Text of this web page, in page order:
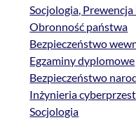
Socjologia,
Obronność państwa
Bezpieczeństwo
Egzaminy dyplomowe
Bezpieczeństwo
Inżynieria
Socjologia